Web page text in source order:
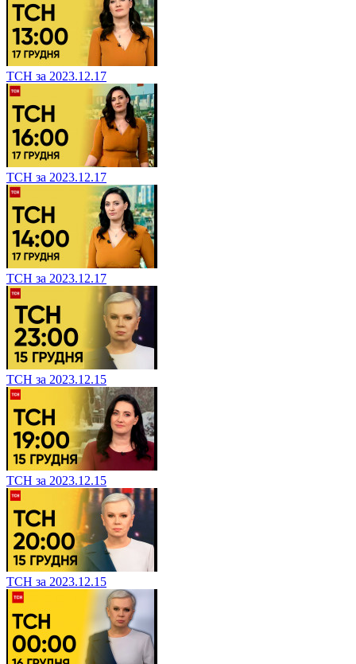
ТСН за 2023.12.17
ТСН за 2023.12.17
ТСН за 2023.12.17
ТСН за 2023.12.15
ТСН за 2023.12.15
ТСН за 2023.12.15